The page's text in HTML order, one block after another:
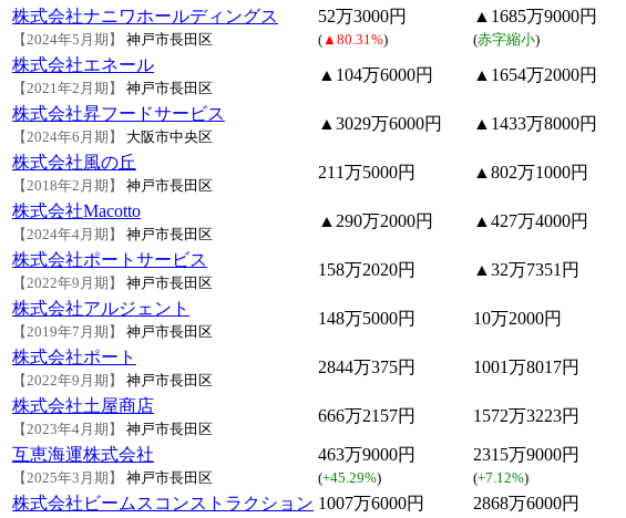
株式会社ナニワホールディングス
【2024年5月期】 神戸市長田区
52万3000円
( ▲80.31%)
▲1685万9000円
(赤字縮小)
株式会社エネール
【2021年2月期】 神戸市長田区
▲104万6000円 ▲1654万2000円
株式会社昇フードサービス
【2024年6月期】 大阪市中央区
▲3029万6000円 ▲1433万8000円
株式会社風の丘
【2018年2月期】 神戸市長田区
211万5000円 ▲802万1000円
株式会社Macotto
【2024年4月期】 神戸市長田区
▲290万2000円 ▲427万4000円
株式会社ポートサービス
【2022年9月期】 神戸市長田区
158万2020円 ▲32万7351円
株式会社アルジェント
【2019年7月期】 神戸市長田区
148万5000円 10万2000円
株式会社ポート
【2022年9月期】 神戸市長田区
2844万375円 1001万8017円
株式会社土屋商店
【2023年4月期】 神戸市長田区
666万2157円 1572万3223円
互恵海運株式会社
【2025年3月期】 神戸市長田区
463万9000円
(+45.29%)
2315万9000円
(+7.12%)
株式会社ビームスコンストラクション 1007万6000円 2868万6000円